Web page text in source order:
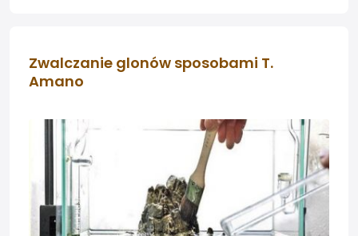
Zwalczanie glonów sposobami T.
Amano